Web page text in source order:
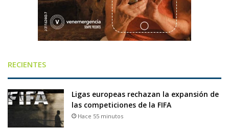
RECIENTES
Ligas europeas rechazan la expansión de
las competiciones de la FIFA
Hace 55 minutos